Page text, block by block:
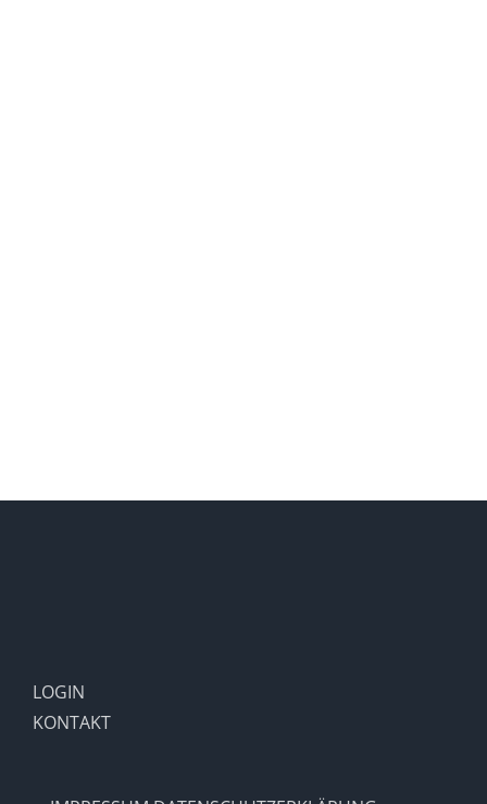
LOGIN
KONTAKT